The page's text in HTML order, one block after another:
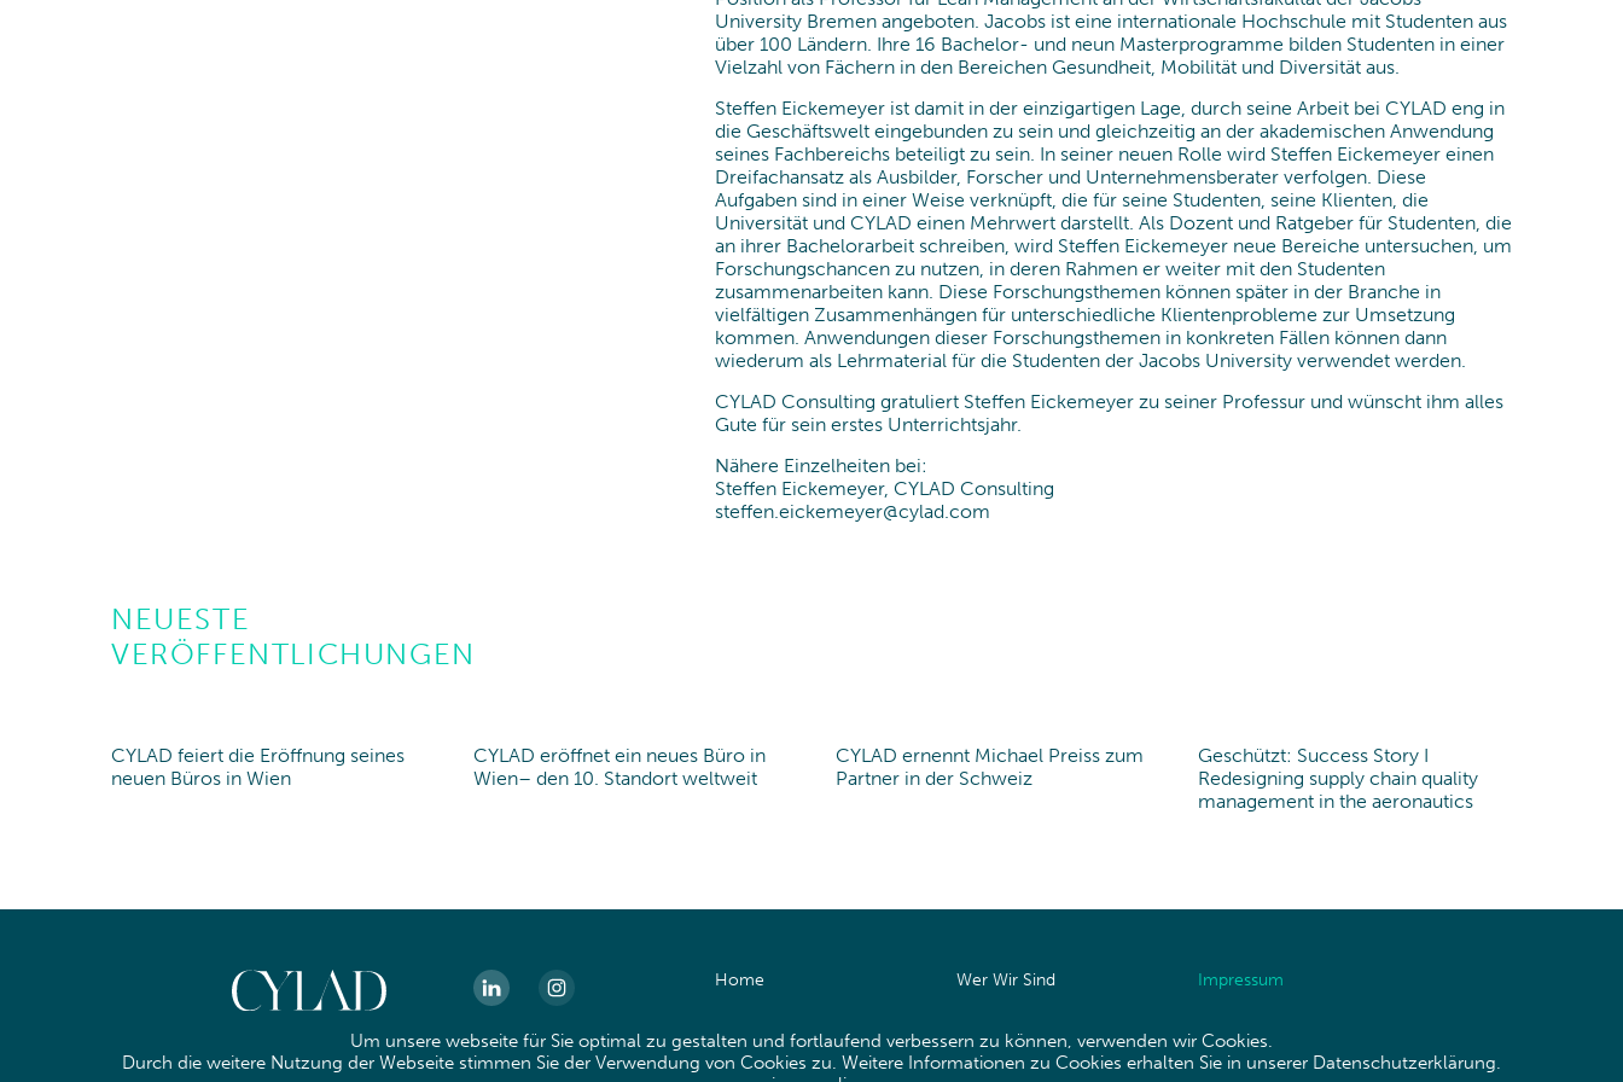
Prozessoptimierung
Data & Analytics
University Bremen angeboten. Jacobs ist eine internationale Hochschule mit Studenten aus
über 100 Ländern. Ihre 16 Bachelor- und neun Masterprogramme bilden Studenten in einer
Vielzahl von Fächern in den Bereichen Gesundheit, Mobilität und Diversität aus.
Steffen Eickemeyer ist damit in der einzigartigen Lage, durch seine Arbeit bei CYLAD eng in
die Geschäftswelt eingebunden zu sein und gleichzeitig an der akademischen Anwendung
seines Fachbereichs beteiligt zu sein. In seiner neuen Rolle wird Steffen Eickemeyer einen
Dreifachansatz als Ausbilder, Forscher und Unternehmensberater verfolgen. Diese
Aufgaben sind in einer Weise verknüpft, die für seine Studenten, seine Klienten, die
Universität und CYLAD einen Mehrwert darstellt. Als Dozent und Ratgeber für Studenten, die
an ihrer Bachelorarbeit schreiben, wird Steffen Eickemeyer neue Bereiche untersuchen, um
Forschungschancen zu nutzen, in deren Rahmen er weiter mit den Studenten
zusammenarbeiten kann. Diese Forschungsthemen können später in der Branche in
vielfältigen Zusammenhängen für unterschiedliche Klientenprobleme zur Umsetzung
kommen. Anwendungen dieser Forschungsthemen in konkreten Fällen können dann
wiederum als Lehrmaterial für die Studenten der Jacobs University verwendet werden.
CYLAD Consulting gratuliert Steffen Eickemeyer zu seiner Professur und wünscht ihm alles
Gute für sein erstes Unterrichtsjahr.
Nähere Einzelheiten bei:
Steffen Eickemeyer, CYLAD Consulting
steffen.eickemeyer@cylad.com
NEUESTE
VERÖFFENTLICHUNGEN
New office
CYLAD feiert die Eröffnung seines
neuen Büros in Wien
New office
CYLAD eröffnet ein neues Büro in
Wien– den 10. Standort weltweit
CYLAD ernennt Michael Preiss zum
Partner in der Schweiz
Geschützt: Success Story I
Redesigning supply chain quality
management in the aeronautics
Home
Branchen
Wer Wir Sind
Kontakt
Impressum
Site map
Um unsere webseite für Sie optimal zu gestalten und fortlaufend verbessern zu können, verwenden wir Cookies.
Durch die weitere Nutzung der Webseite stimmen Sie der Verwendung von Cookies zu. Weitere Informationen zu Cookies erhalten Sie in unserer Datenschutzerklärung.